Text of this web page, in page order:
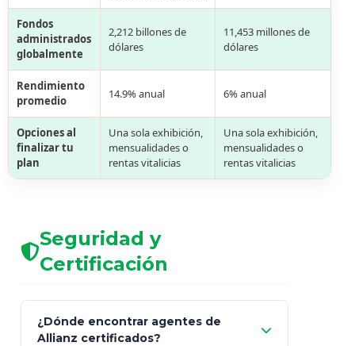
Fondos
administrados
globalmente
2,212 billones de
dólares
11,453 millones de
dólares
Rendimiento
promedio
14.9% anual 6% anual
Opciones al
finalizar tu
plan
Una sola exhibición,
mensualidades o
rentas vitalicias
Una sola exhibición,
mensualidades o
rentas vitalicias
Seguridad y
Certificación
¿Dónde encontrar agentes de
Allianz certificados?